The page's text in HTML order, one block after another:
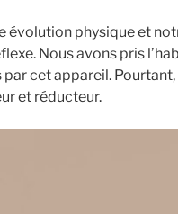
évolution physique et
Nous avons pris
cet appareil.
et réducteur.